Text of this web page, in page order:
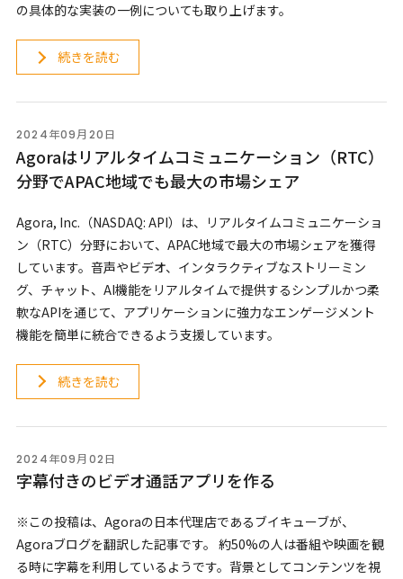
の具体的な実装の一例についても取り上げます。
続きを読む
2024年09月20日
Agoraはリアルタイムコミュニケーション（RTC）
分野でAPAC地域でも最大の市場シェア
Agora, Inc.（NASDAQ: API）は、リアルタイムコミュニケーショ
ン（RTC）分野において、APAC地域で最大の市場シェアを獲得
しています。音声やビデオ、インタラクティブなストリーミン
グ、チャット、AI機能をリアルタイムで提供するシンプルかつ柔
軟なAPIを通じて、アプリケーションに強力なエンゲージメント
機能を簡単に統合できるよう支援しています。
続きを読む
2024年09月02日
字幕付きのビデオ通話アプリを作る
※この投稿は、Agoraの日本代理店であるブイキューブが、
Agoraブログを翻訳した記事です。 約50%の人は番組や映画を観
る時に字幕を利用しているようです。背景としてコンテンツを視